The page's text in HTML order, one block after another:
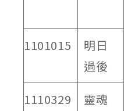
1101015
明日
過後
1110329
靈魂